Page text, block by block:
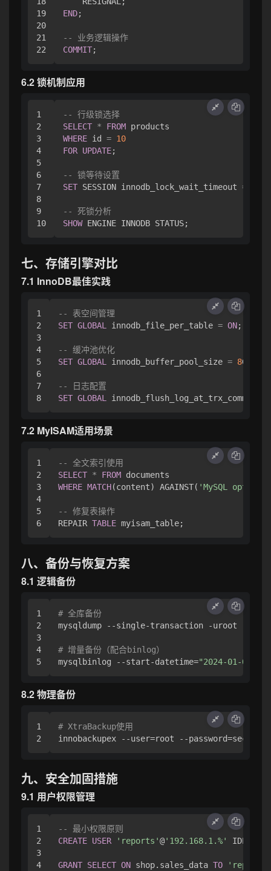
19
20
21
END;
-- 业务逻辑操作
COMMIT
6.2 锁机制应用
1
2
3
4
5
6
7
8
9
-- 行级锁选择
SELECT * FROM
WHERE id = 10
FOR UPDATE;
-- 锁等待设置
SET SESSION innodb_lock_wait_timeout =
-- 死锁分析
SHOW
七、存储引擎对比
7.1 InnoDB最佳实践
1
2
3
4
5
6
7
-- 表空间管理
SET GLOBAL innodb_file_per_table = ON;
-- 缓冲池优化
SET GLOBAL innodb_buffer_pool_size = 8G;
-- 日志配置
SET GLOBAL innodb_flush_log_at_trx_commit
7.2 MyISAM适用场景
1
2
3
4
5
-- 全文索引使用
SELECT * FROM
WHERE MATCH(content) AGAINST( 'MySQL
-- 修复表操作
REPAIR TABLE
八、备份与恢复方案
8.1 逻辑备份
1
2
3
4
# 全库备份
mysqldump --single-transaction -uroot -p
# 增量备份（配合binlog）
mysqlbinlog --start-datetime="2024-01-01
8.2 物理备份
1
# XtraBackup使用
九、安全加固措施
9.1 用户权限管理
1
2
3
4
-- 最小权限原则
CREATE USER 'reports'@'192.168.1.%'
GRANT SELECT ON shop.sales_data TO 'reports'